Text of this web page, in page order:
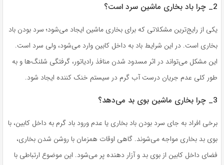
2_ چرا باد بخاری ماشین سرد است؟
یکی از رایج‌ترین مشکلاتی که برای بخاری ماشین ایجاد می‌شود؛ سرد بودن باد
بخاری است. در این شرایط باد به داخل کابین وارد می‌شود، ولی سرد است.
این مشکل می‌تواند در اثر مسدود شدن منافذ رادیاتور، گرفتگی شلنگ‌ها و به
طور کلی عدم جریان درست آب گرم در سیستم خنک کننده ایجاد شود.
3_ چرا بخاری ماشین بوی بد می‌‌دهد؟
برخی افراد به جای سرد بودن باد بخاری یا عدم ورود باد گرم به داخل کابین، با
بوی بد بخاری مواجه می‌شوند. گاهی اوقات همزمان با روشن شدن بخاری،
فضای داخل کابین از بوی بد و آزار دهنده پر می‌شود. این موضوع ارتباطی با